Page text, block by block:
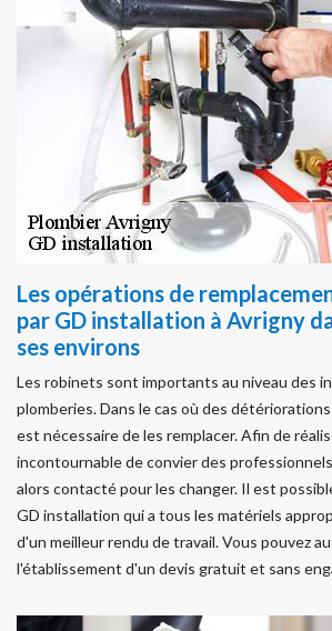
Les opérations de
par GD installation à Avrigny
ses environs
Les robinets sont importants au niveau des
plomberies. Dans le cas où des
est nécessaire de les remplacer. Afin de
incontournable de convier des
alors contacté pour les changer. Il est
GD installation qui a tous les matériels
d'un meilleur rendu de travail. Vous pouvez
l'établissement d'un devis gratuit et sans